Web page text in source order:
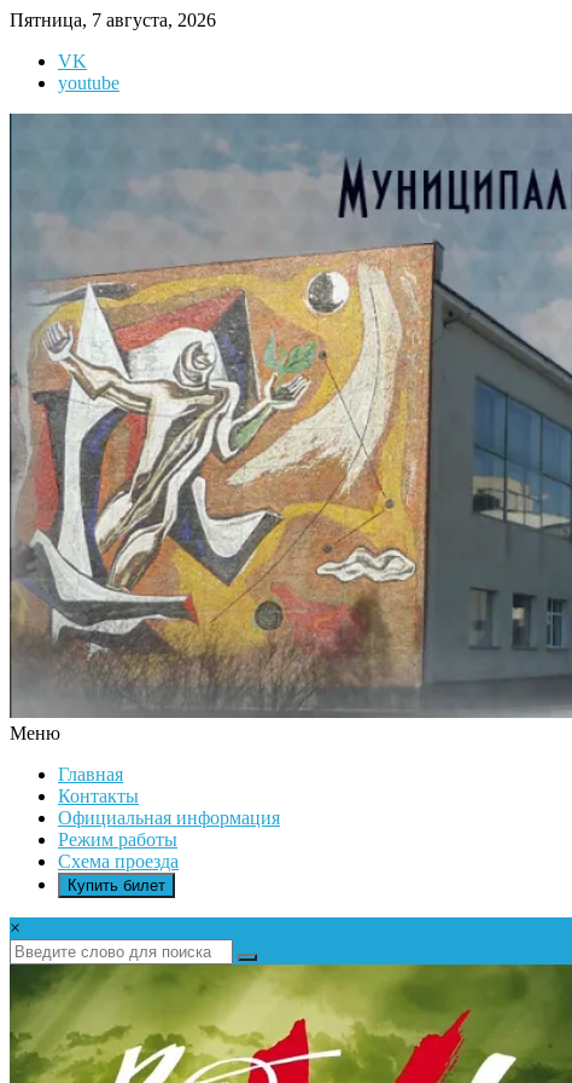
Перейти
содержимому
Пятница, 7 августа, 2026
VK
youtube
ИКАР
Меню
Главная
Контакты
Официальная информация
Режим работы
Схема проезда
Купить билет
×